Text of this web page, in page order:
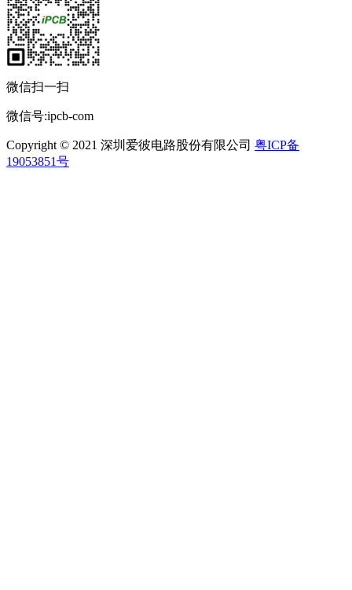
微信扫一扫
微信号:ipcb-com
Copyright © 2021 深圳爱彼电路股份有限公司 粤ICP备
19053851号